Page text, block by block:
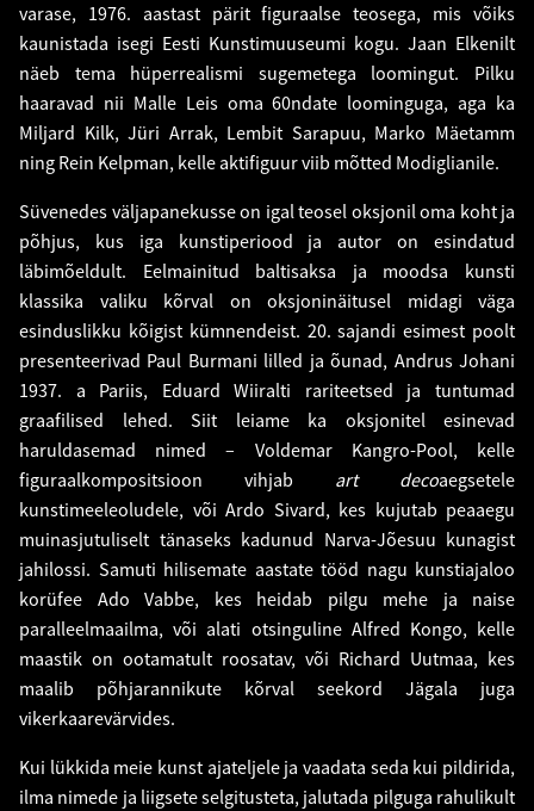
varase, 1976. aastast pärit figuraalse teosega, mis võiks
kaunistada isegi Eesti Kunstimuuseumi kogu. Jaan Elkenilt
näeb tema hüperrealismi sugemetega loomingut. Pilku
haaravad nii Malle Leis oma 60ndate loominguga, aga ka
Miljard Kilk, Jüri Arrak, Lembit Sarapuu, Marko Mäetamm
ning Rein Kelpman, kelle aktifiguur viib mõtted Modiglianile.
Süvenedes väljapanekusse on igal teosel oksjonil oma koht ja
põhjus, kus iga kunstiperiood ja autor on esindatud
läbimõeldult. Eelmainitud baltisaksa ja moodsa kunsti
klassika valiku kõrval on oksjoninäitusel midagi väga
esinduslikku kõigist kümnendeist. 20. sajandi esimest poolt
presenteerivad Paul Burmani lilled ja õunad, Andrus Johani
1937. a Pariis, Eduard Wiiralti rariteetsed ja tuntumad
graafilised lehed. Siit leiame ka oksjonitel esinevad
haruldasemad nimed – Voldemar Kangro-Pool, kelle
figuraalkompositsioon vihjab art decoaegsetele
kunstimeeleoludele, või Ardo Sivard, kes kujutab peaaegu
muinasjutuliselt tänaseks kadunud Narva-Jõesuu kunagist
jahilossi. Samuti hilisemate aastate tööd nagu kunstiajaloo
korüfee Ado Vabbe, kes heidab pilgu mehe ja naise
paralleelmaailma, või alati otsinguline Alfred Kongo, kelle
maastik on ootamatult roosatav, või Richard Uutmaa, kes
maalib põhjarannikute kõrval seekord Jägala juga
vikerkaarevärvides.
Kui lükkida meie kunst ajateljele ja vaadata seda kui pildirida,
ilma nimede ja liigsete selgitusteta, jalutada pilguga rahulikult